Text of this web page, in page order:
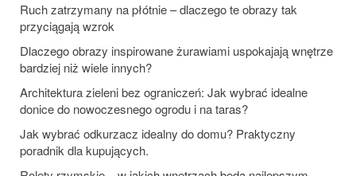
Ruch zatrzymany na płótnie – dlaczego te obrazy tak
przyciągają wzrok
Dlaczego obrazy inspirowane żurawiami uspokajają wnętrze
bardziej niż wiele innych?
Architektura zieleni bez ograniczeń: Jak wybrać idealne
donice do nowoczesnego ogrodu i na taras?
Jak wybrać odkurzacz idealny do domu? Praktyczny
poradnik dla kupujących.